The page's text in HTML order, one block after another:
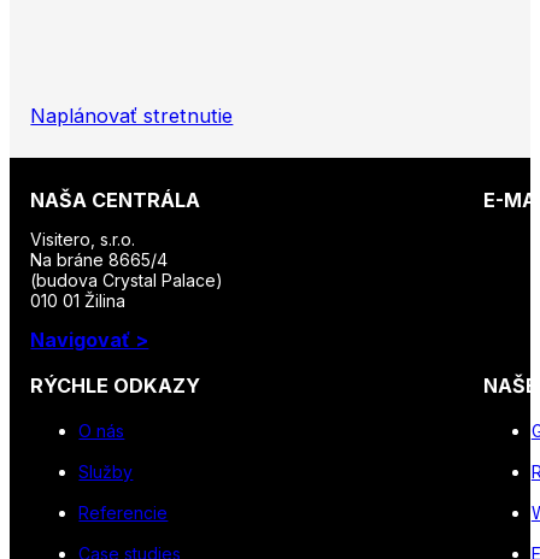
Naplánovať stretnutie
NAŠA CENTRÁLA
Visitero, s.r.o.
Na bráne 8665/4
(budova Crystal Palace)
010 01 Žilina
Navigovať >
E-
RÝCHLE ODKAZY
O nás
Služby
Referencie
Case studies